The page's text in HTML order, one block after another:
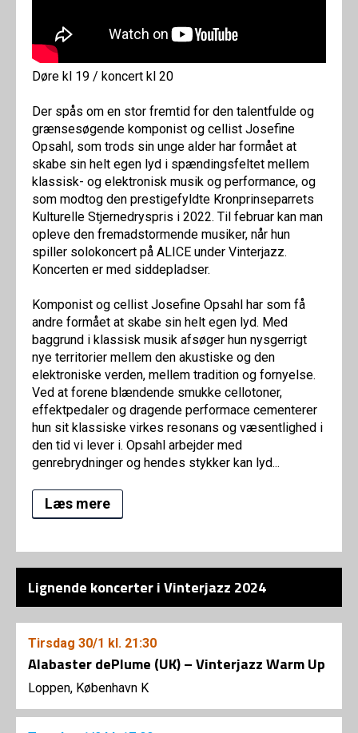
Døre kl 19 / koncert kl 20
Der spås om en stor fremtid for den talentfulde og
grænsesøgende komponist og cellist Josefine
Opsahl, som trods sin unge alder har formået at
skabe sin helt egen lyd i spændingsfeltet mellem
klassisk- og elektronisk musik og performance, og
som modtog den prestigefyldte Kronprinseparrets
Kulturelle Stjernedryspris i 2022. Til februar kan man
opleve den fremadstormende musiker, når hun
spiller solokoncert på ALICE under Vinterjazz.
Koncerten er med siddepladser.
Komponist og cellist Josefine Opsahl har som få
andre formået at skabe sin helt egen lyd. Med
baggrund i klassisk musik afsøger hun nysgerrigt
nye territorier mellem den akustiske og den
elektroniske verden, mellem tradition og fornyelse.
Ved at forene blændende smukke cellotoner,
effektpedaler og dragende performace cementerer
hun sit klassiske virkes resonans og væsentlighed i
den tid vi lever i. Opsahl arbejder med
genrebrydninger og hendes stykker kan lyd...
Læs mere
Lignende koncerter i Vinterjazz 2024
Tirsdag 30/1 kl. 21:30
Alabaster dePlume (UK) – Vinterjazz Warm Up
Loppen, København K